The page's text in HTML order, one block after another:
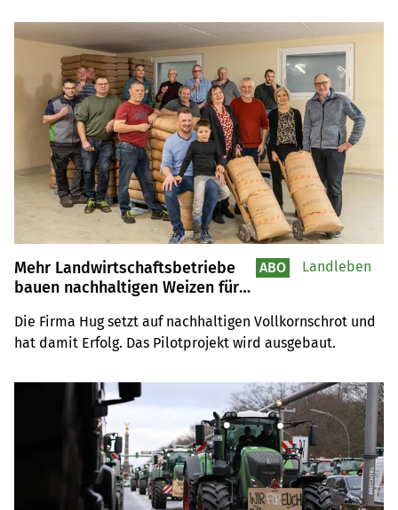
Mehr Landwirtschaftsbetriebe
bauen nachhaltigen Weizen für
Die Firma Hug setzt auf nachhaltigen Vollkornschrot und
hat damit Erfolg. Das Pilotprojekt wird ausgebaut.
ABO Landleben